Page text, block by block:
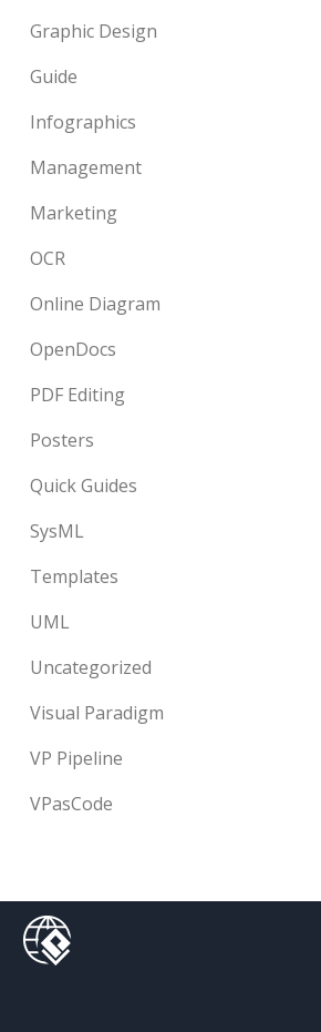
Graphic Design
Guide
Infographics
Management
Marketing
OCR
Online Diagram
OpenDocs
PDF Editing
Posters
Quick Guides
SysML
Templates
UML
Uncategorized
Visual Paradigm
VP Pipeline
VPasCode